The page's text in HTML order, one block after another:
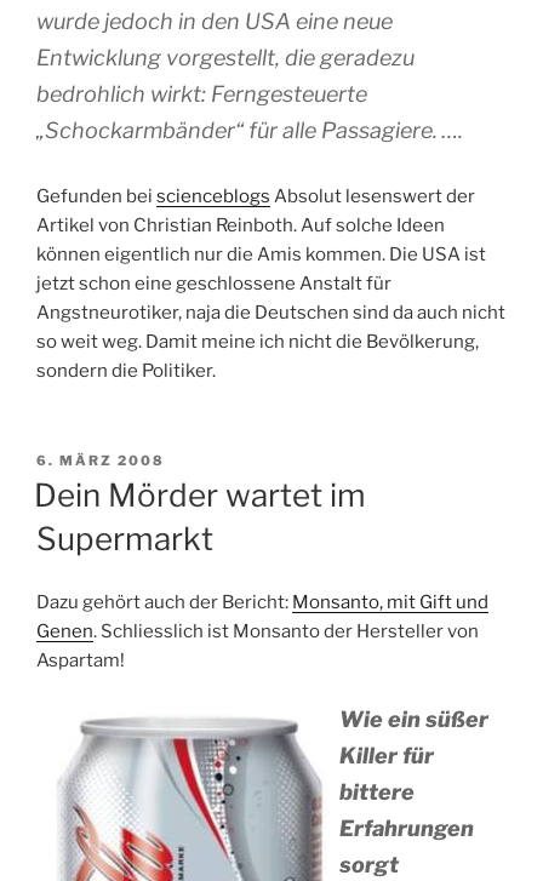
wurde jedoch in den USA eine neue
Entwicklung vorgestellt, die geradezu
bedrohlich wirkt: Ferngesteuerte
„Schockarmbänder“ für alle Passagiere. ….
Gefunden bei scienceblogs Absolut lesenswert der
Artikel von Christian Reinboth. Auf solche Ideen
können eigentlich nur die Amis kommen. Die USA ist
jetzt schon eine geschlossene Anstalt für
Angstneurotiker, naja die Deutschen sind da auch nicht
so weit weg. Damit meine ich nicht die Bevölkerung,
sondern die Politiker.
VERÖFFENTLICHT
AM
6. MÄRZ 2008
Dein Mörder wartet im
Supermarkt
Dazu gehört auch der Bericht: Monsanto, mit Gift und
Genen. Schliesslich ist Monsanto der Hersteller von
Aspartam!
Wie ein süßer
Killer für
bittere
Erfahrungen
sorgt